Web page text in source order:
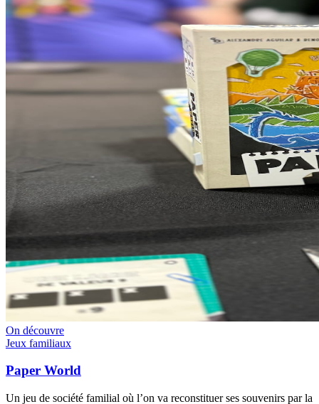
On découvre
Jeux familiaux
Paper World
Un jeu de société familial où l’on va reconstituer ses souvenirs par la